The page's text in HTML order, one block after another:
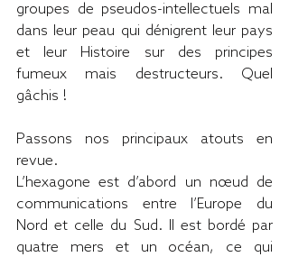
groupes de pseudos-intellectuels mal
dans leur peau qui dénigrent leur pays
et leur Histoire sur des principes
fumeux mais destructeurs. Quel
gâchis !
Passons nos principaux atouts en
revue.
L’hexagone est d’abord un nœud de
communications entre l’Europe du
Nord et celle du Sud. Il est bordé par
quatre mers et un océan, ce qui